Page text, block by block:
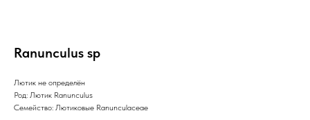
Ranunculus sp
Лютик не определён
Род: Лютик Ranunculus
Семейство: Лютиковые Ranunculaceae